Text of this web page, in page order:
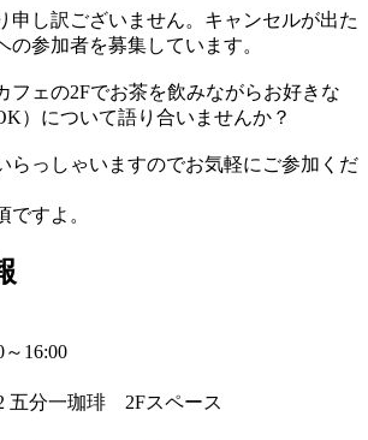
申し訳ございません。キャンセルが出た
の参加者を募集しています。
フェの2Fでお茶を飲みながらお好きな
）について語り合いませんか？
らっしゃいますのでお気軽にご参加くだ
ですよ。
～16:00
五分一珈琲 2Fスペース